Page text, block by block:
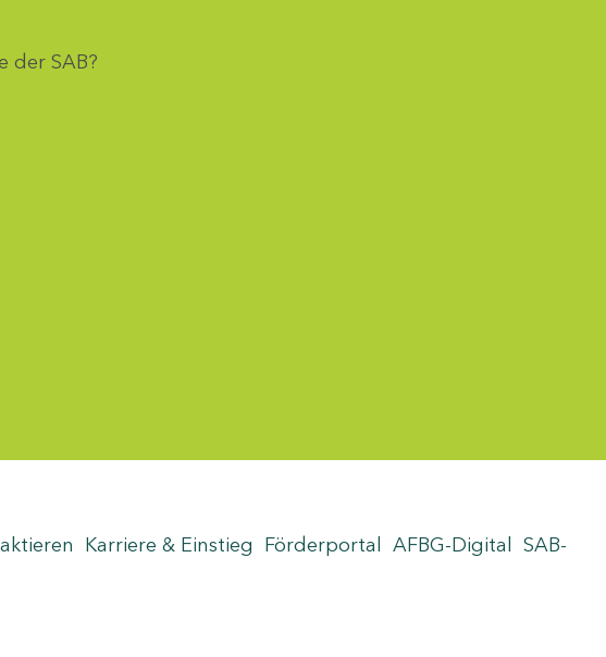
der SAB?
Karriere & Einstieg Förderportal AFBG-Digital SAB-